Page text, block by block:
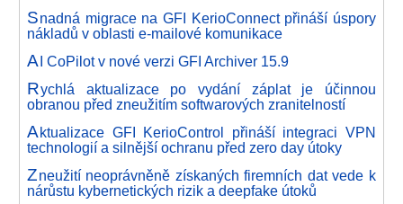
Snadná migrace na GFI KerioConnect přináší úspory
nákladů v oblasti e-mailové komunikace
AI CoPilot v nové verzi GFI Archiver 15.9
Rychlá aktualizace po vydání záplat je účinnou
obranou před zneužitím softwarových zranitelností
Aktualizace GFI KerioControl přináší integraci VPN
technologií a silnější ochranu před zero day útoky
Zneužití neoprávněně získaných firemních dat vede k
nárůstu kybernetických rizik a deepfake útoků